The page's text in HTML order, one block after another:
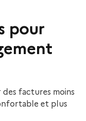
pour
factures moins
et plus